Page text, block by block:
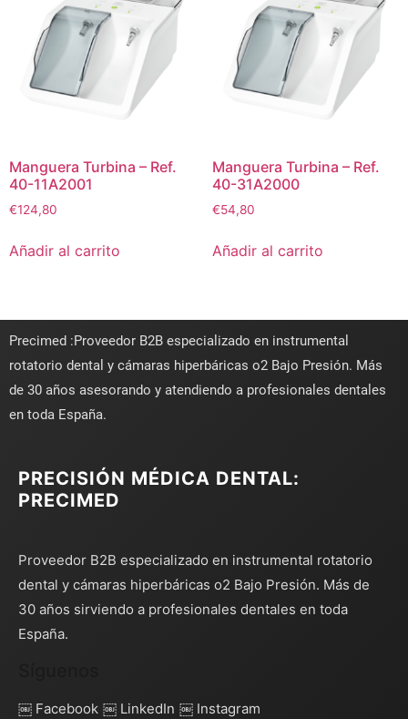
Manguera Turbina – Ref.
40-11A2001
€124,80
Añadir al carrito
Manguera Turbina – Ref.
40-31A2000
€54,80
Añadir al carrito
Precimed :Proveedor B2B especializado en instrumental
rotatorio dental y cámaras hiperbáricas o2 Bajo Presión. Más
de 30 años asesorando y atendiendo a profesionales dentales
en toda España.
PRECISIÓN MÉDICA DENTAL:
PRECIMED
Proveedor B2B especializado en instrumental rotatorio
dental y cámaras hiperbáricas o2 Bajo Presión. Más de
30 años sirviendo a profesionales dentales en toda
España.
￼ Facebook ￼ LinkedIn ￼ Instagram